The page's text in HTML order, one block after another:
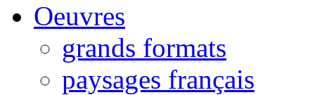
Oeuvres
grands formats
paysages français